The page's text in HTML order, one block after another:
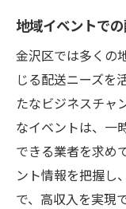
地域イベントで
金沢区では多くの
じる配送ニーズを
たなビジネスチャ
なイベントは、一
できる業者を求め
ント情報を把握し
で、高収入を実現